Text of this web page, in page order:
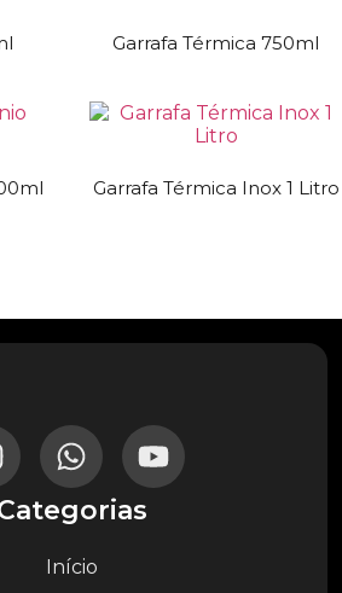
Garrafa Térmica 750ml
Garrafa Térmica Inox 1 Litro
Início